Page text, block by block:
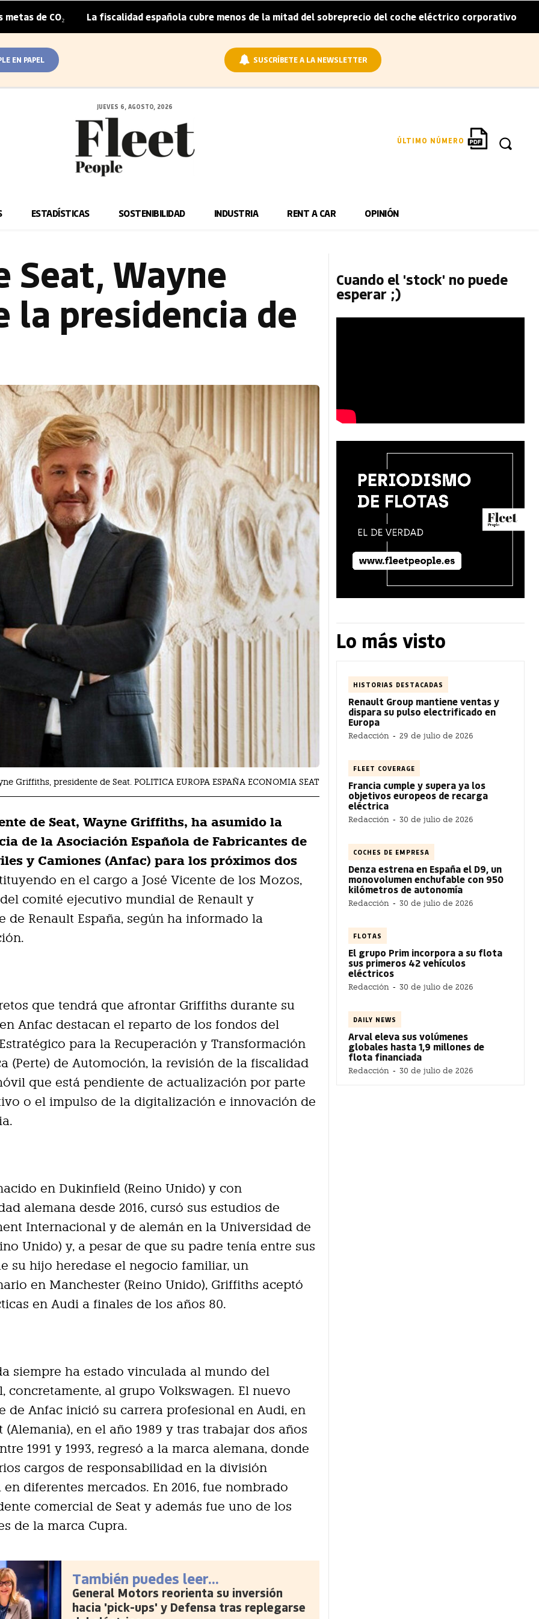
| La fiscalidad española cubre menos de la mitad del sobreprecio del coche eléctrico corporativo | Arval
EN PAPEL SUSCRÍBETE A LA NEWSLETTER
JUEVES 6, AGOSTO, 2026
ÚLTIMO NÚMERO
ESTADÍSTICAS SOSTENIBILIDAD INDUSTRIA RENT A CAR OPINIÓN
Seat, Wayne
presidencia de
Griffiths, presidente de Seat. POLITICA EUROPA ESPAÑA ECONOMIA SEAT
de Seat, Wayne Griffiths, ha asumido la
de la Asociación Española de Fabricantes de
y Camiones (Anfac) para los próximos dos
en el cargo a José Vicente de los Mozos,
comité ejecutivo mundial de Renault y
de Renault España, según ha informado la
que tendrá que afrontar Griffiths durante su
Anfac destacan el reparto de los fondos del
para la Recuperación y Transformación
(Perte) de Automoción, la revisión de la fiscalidad
que está pendiente de actualización por parte
o el impulso de la digitalización e innovación de
en Dukinfield (Reino Unido) y con
alemana desde 2016, cursó sus estudios de
Internacional y de alemán en la Universidad de
Unido) y, a pesar de que su padre tenía entre sus
su hijo heredase el negocio familiar, un
en Manchester (Reino Unido), Griffiths aceptó
en Audi a finales de los años 80.
siempre ha estado vinculada al mundo del
concretamente, al grupo Volkswagen. El nuevo
de Anfac inició su carrera profesional en Audi, en
(Alemania), en el año 1989 y tras trabajar dos años
1991 y 1993, regresó a la marca alemana, donde
cargos de responsabilidad en la división
diferentes mercados. En 2016, fue nombrado
comercial de Seat y además fue uno de los
de la marca Cupra.
También puedes leer...
General Motors reorienta su inversión
hacia 'pick-ups' y Defensa tras replegarse
Cuando el 'stock' no puede
esperar ;)
Lo más visto
HISTORIAS DESTACADAS
Renault Group mantiene ventas y
dispara su pulso electrificado en
Europa
Redacción - 29 de julio de 2026
FLEET COVERAGE
Francia cumple y supera ya los
objetivos europeos de recarga
eléctrica
Redacción - 30 de julio de 2026
COCHES DE EMPRESA
Denza estrena en España el D9, un
monovolumen enchufable con 950
kilómetros de autonomía
Redacción - 30 de julio de 2026
FLOTAS
El grupo Prim incorpora a su flota
sus primeros 42 vehículos
eléctricos
Redacción - 30 de julio de 2026
DAILY NEWS
Arval eleva sus volúmenes
globales hasta 1,9 millones de
flota financiada
Redacción - 30 de julio de 2026